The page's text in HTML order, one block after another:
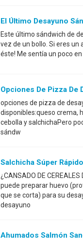
El Último Desayuno
Este último sándwich de
vez de un bollo. Si eres
éste! Me sentía un poco
Opciones De Pizza De
opciones de pizza de
disponibles:queso crema,
cebolla y salchichaPero
sándw
Salchicha Súper
¿CANSADO DE
puede preparar huevo
que se corta) para su
desayuno
Ahumados Salmón